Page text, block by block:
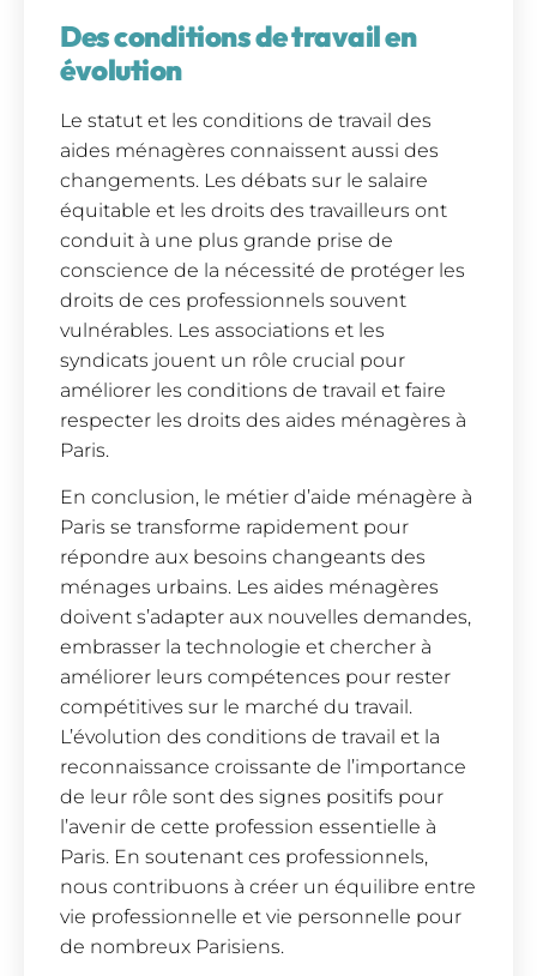
Des conditions de travail en
évolution
Le statut et les conditions de travail des
aides ménagères connaissent aussi des
changements. Les débats sur le salaire
équitable et les droits des travailleurs ont
conduit à une plus grande prise de
conscience de la nécessité de protéger les
droits de ces professionnels souvent
vulnérables. Les associations et les
syndicats jouent un rôle crucial pour
améliorer les conditions de travail et faire
respecter les droits des aides ménagères à
Paris.
En conclusion, le métier d’aide ménagère à
Paris se transforme rapidement pour
répondre aux besoins changeants des
ménages urbains. Les aides ménagères
doivent s’adapter aux nouvelles demandes,
embrasser la technologie et chercher à
améliorer leurs compétences pour rester
compétitives sur le marché du travail.
L’évolution des conditions de travail et la
reconnaissance croissante de l’importance
de leur rôle sont des signes positifs pour
l’avenir de cette profession essentielle à
Paris. En soutenant ces professionnels,
nous contribuons à créer un équilibre entre
vie professionnelle et vie personnelle pour
de nombreux Parisiens.